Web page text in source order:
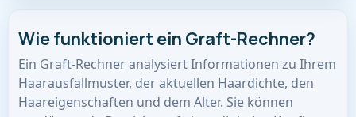
Wie funktioniert ein Graft-Rechner?
Ein Graft-Rechner analysiert Informationen zu Ihrem
Haarausfallmuster, der aktuellen Haardichte, den
Haareigenschaften und dem Alter. Sie können